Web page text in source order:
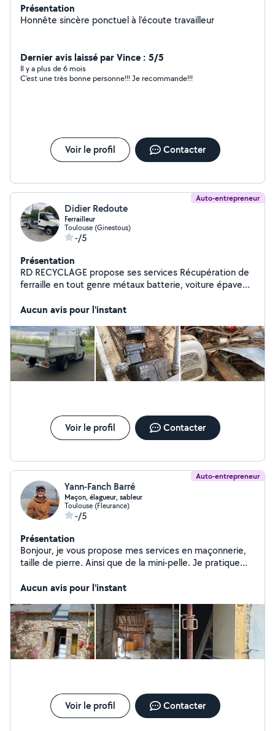
Présentation
Honnête sincère ponctuel à l'écoute travailleur
Dernier avis laissé par Vince : 5/5
Il y a plus de 6 mois
C’est une très bonne personne!!! Je recommande!!!
Voir le profil Contacter
Auto-entrepreneur
Didier Redoute
Ferrailleur
Toulouse (Ginestous)
-/5
Présentation
RD RECYCLAGE propose ses services Récupération de
ferraille en tout genre métaux batterie, voiture épave
Verts tonte de pelouse élagage taille de haie
Aucun avis pour l'instant
Voir le profil Contacter
Auto-entrepreneur
Yann-Fanch Barré
Maçon, élagueur, sableur
Toulouse (Fleurance)
-/5
Présentation
Bonjour, je vous propose mes services en maçonnerie,
taille de pierre. Ainsi que de la mini-pelle. Je pratique
dans l'entretien d'espace vert. L'élagage et la coupe
Aucun avis pour l'instant
Voir le profil Contacter